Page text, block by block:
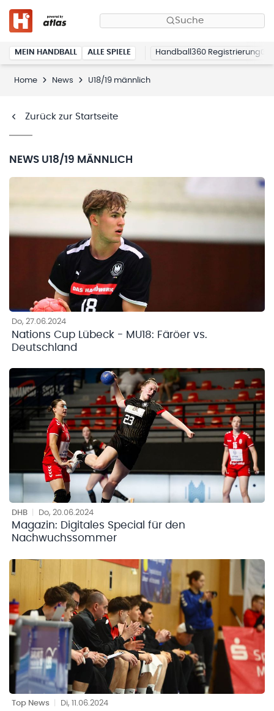
Suche
MEIN HANDBALL ALLE SPIELE Handball360 Registrierung
Home News U18/19 männlich
Zurück zur Startseite
NEWS U18/19 MÄNNLICH
Do, 27.06.2024
Nations Cup Lübeck - MU18: Färöer vs.
Deutschland
DHB Do, 20.06.2024
Magazin: Digitales Special für den
Nachwuchssommer
Top News Di, 11.06.2024